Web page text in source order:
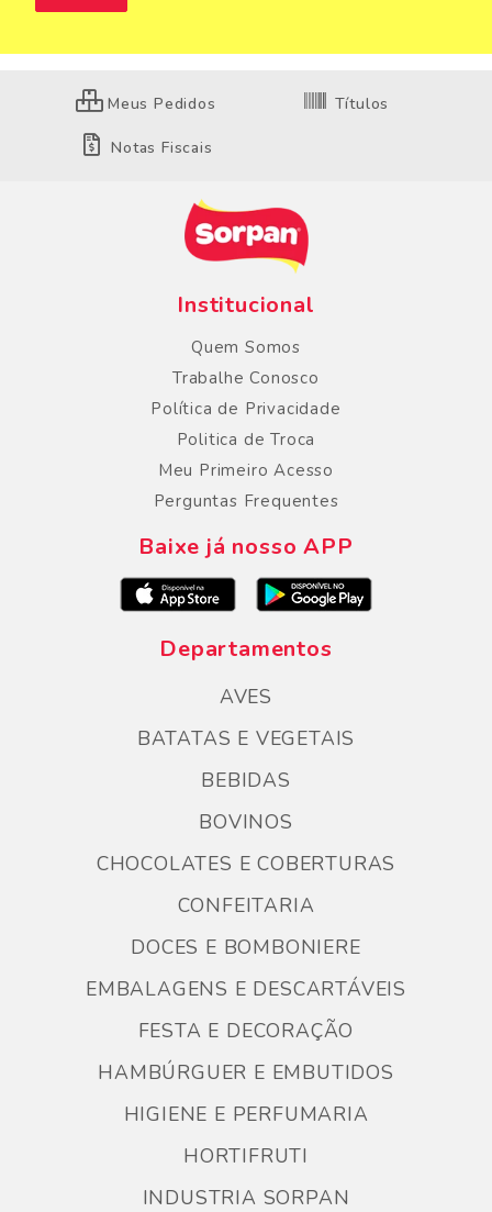
Meus Pedidos Títulos
Notas Fiscais
Institucional
Quem Somos
Trabalhe Conosco
Política de Privacidade
Politica de Troca
Meu Primeiro Acesso
Perguntas Frequentes
Baixe já nosso APP
Departamentos
AVES
BATATAS E VEGETAIS
BEBIDAS
BOVINOS
CHOCOLATES E COBERTURAS
CONFEITARIA
DOCES E BOMBONIERE
EMBALAGENS E DESCARTÁVEIS
FESTA E DECORAÇÃO
HAMBÚRGUER E EMBUTIDOS
HIGIENE E PERFUMARIA
HORTIFRUTI
INDUSTRIA SORPAN